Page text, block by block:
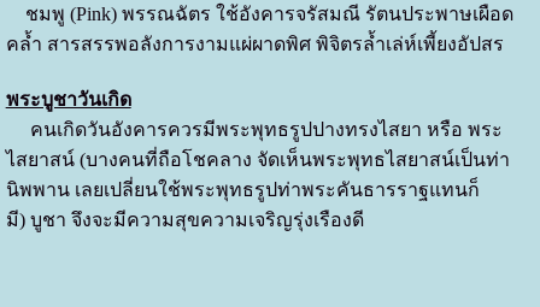
ชมพู (Pink) พรรณฉัตร ใช้อังคารจรัสมณี รัตนประพาษเผือด
คล้ำ สารสรรพอลังการงามแผ่ผาดพิศ พิจิตรล้ำเล่ห์เพี้ยงอัปสร
พระบูชาวันเกิด
คนเกิดวันอังคารควรมีพระพุทธรูปปางทรงไสยา หรือ พระ
ไสยาสน์ (บางคนที่ถือโชคลาง จัดเห็นพระพุทธไสยาสน์เป็นท่า
นิพพาน เลยเปลี่ยนใช้พระพุทธรูปท่าพระคันธารราฐแทนก็
มี) บูชา จึงจะมีความสุขความเจริญรุ่งเรืองดี